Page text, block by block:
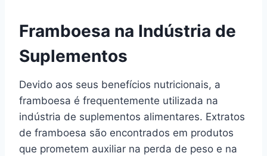
Framboesa na Indústria de
Suplementos
Devido aos seus benefícios nutricionais, a
framboesa é frequentemente utilizada na
indústria de suplementos alimentares. Extratos
de framboesa são encontrados em produtos
que prometem auxiliar na perda de peso e na